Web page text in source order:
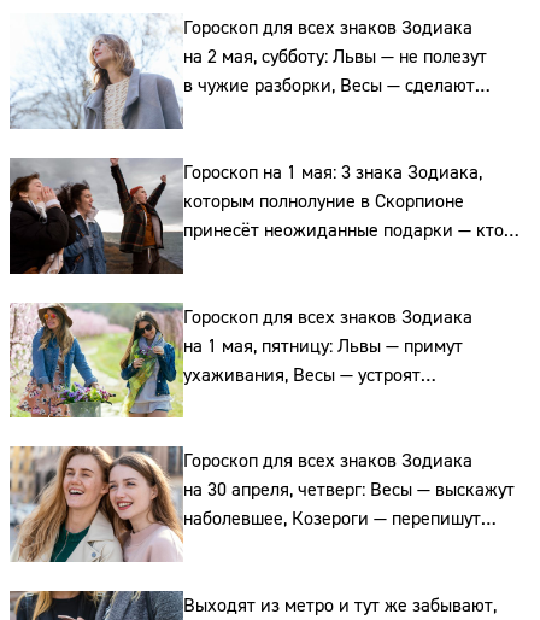
Гороскоп для всех знаков Зодиака
на 2 мая, субботу: Львы — не полезут
в чужие разборки, Весы — сделают
выбор, а, а Рыбы выскажут обиды
Гороскоп на 1 мая: 3 знака Зодиака,
которым полнолуние в Скорпионе
принесёт неожиданные подарки — кто
Гороскоп для всех знаков Зодиака
на 1 мая, пятницу: Львы — примут
ухаживания, Весы — устроят
романтический ужин, а Водолеи —
Гороскоп для всех знаков Зодиака
на 30 апреля, четверг: Весы — выскажут
наболевшее, Козероги — перепишут
планы, а Рыбы — смоют тревогу водой
Выходят из метро и тут же забывают,
Сайт:
Адрес: